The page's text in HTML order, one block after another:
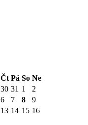
Čt Pá So Ne
30 31 1
2
6 7 8
9
13 14 15 16